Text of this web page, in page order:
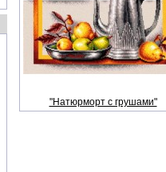
"Натюрморт с грушами"